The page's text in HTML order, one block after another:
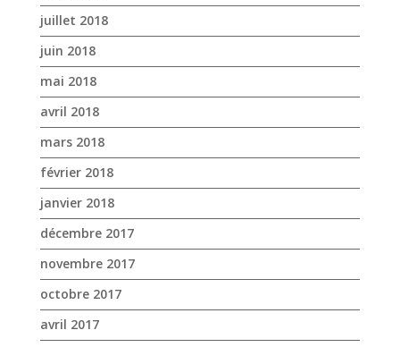
juillet 2018
juin 2018
mai 2018
avril 2018
mars 2018
février 2018
janvier 2018
décembre 2017
novembre 2017
octobre 2017
avril 2017